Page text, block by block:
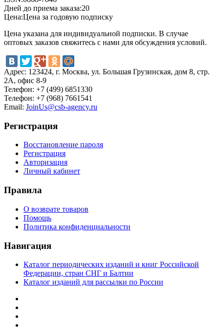
Дней до приема заказа:20
Цена:Цена за годовую подписку
Цена указана для индивидуальной подписки. В случае
оптовых заказов свяжитесь с нами для обсуждения условий.
Адрес: 123424, г. Москва, ул. Большая Грузинская, дом 8, стр.
2А, офис 8-9
Телефон: +7 (499) 6851330
Телефон: +7 (968) 7661541
Email: JoinUs@csb-agency.ru
Регистрация
Восстановление пароля
Регистрация
Авторизация
Личный кабинет
Правила
О возврате товаров
Помощь
Политика конфиденциальности
Навигация
Каталог периодических изданий и книг Российской
Федерации, стран СНГ и Балтии
Каталог изданий для рассылки по России